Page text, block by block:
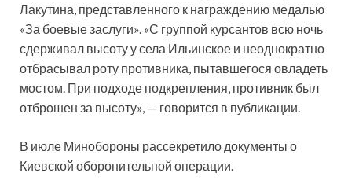
Лакутина, представленного к награждению медалью
«За боевые заслуги». «С группой курсантов всю ночь
сдерживал высоту у села Ильинское и неоднократно
отбрасывал роту противника, пытавшегося овладеть
мостом. При подходе подкрепления, противник был
отброшен за высоту», — говорится в публикации.
В июле Минобороны рассекретило документы о
Киевской оборонительной операции.